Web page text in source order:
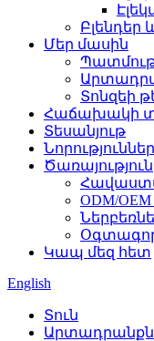
Բլենդեր
Մեր մասին
Տոնզեի
Հաճախակի
Տեսանյութ
Նորություններ
Ծառայություն
ODM/
Կապ մեզ հետ
English
Տուն